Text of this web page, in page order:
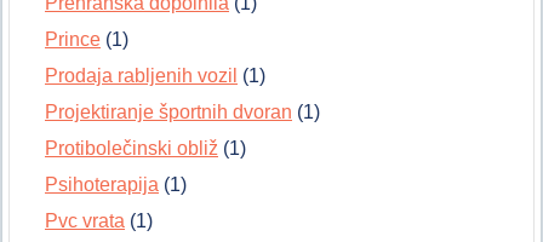
Prince (1)
Prodaja rabljenih vozil (1)
Projektiranje športnih dvoran (1)
Protibolečinski obliž (1)
Psihoterapija (1)
Pvc vrata (1)